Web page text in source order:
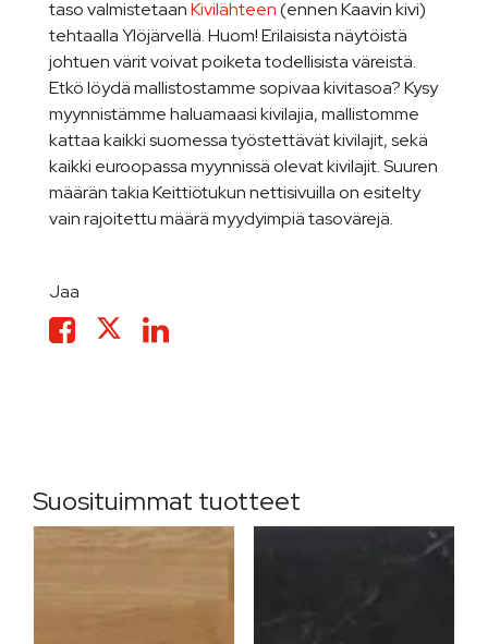
taso valmistetaanKivilähteen(ennen Kaavin kivi)
tehtaalla Ylöjärvellä. Huom! Erilaisista näytöistä
johtuen värit voivat poiketa todellisista väreistä.
Etkö löydä mallistostamme sopivaa kivitasoa? Kysy
myynnistämme haluamaasi kivilajia, mallistomme
kattaa kaikki suomessa työstettävät kivilajit, sekä
kaikki euroopassa myynnissä olevat kivilajit. Suuren
määrän takia Keittiötukun nettisivuilla on esitelty
vain rajoitettu määrä myydyimpiä tasovärejä.
Jaa
Suosituimmat tuotteet